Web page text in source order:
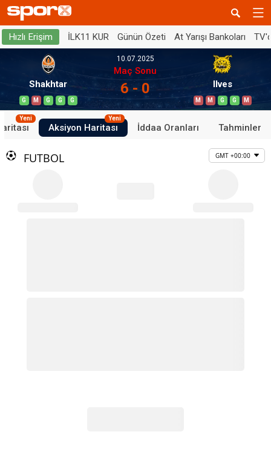
Hızlı Erişim İLK11 KUR Günün Özeti At Yarışı Bankoları
Shakhtar
G M G G G
10.07.2025
Maç Sonu
6 - 0 Ilves
M M G G M
Yeni
Aksiyon Haritası
Yeni
İddaa Oranları Tahminler
FUTBOL GMT +00:00